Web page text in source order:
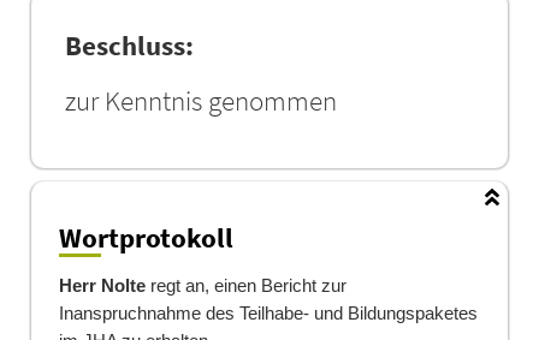
Beschluss:
zur Kenntnis genommen
Wortprotokoll
Herr Nolteregt an, einen Bericht zur
Inanspruchnahme des Teilhabe- und Bildungspaketes